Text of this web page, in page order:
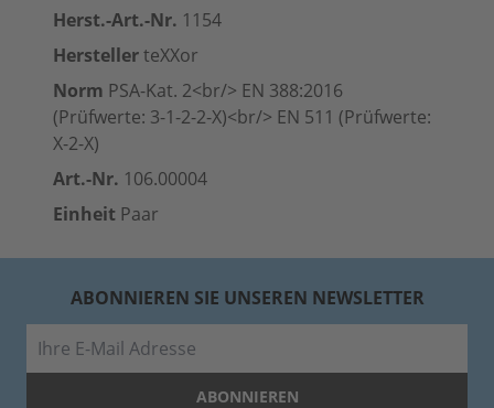
Herst.-Art.-Nr. 1154
HerstellerteXXor
Norm PSA-Kat. 2<br/> EN 388:2016
(Prüfwerte: 3-1-2-2-X)<br/> EN 511 (Prüfwerte:
X-2-X)
Art.-Nr. 106.00004
Einheit Paar
ABONNIEREN SIE UNSEREN NEWSLETTER
ABONNIEREN